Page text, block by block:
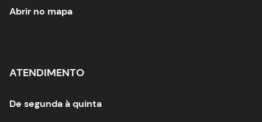
Abrir no mapa
ATENDIMENTO
De segunda à quinta